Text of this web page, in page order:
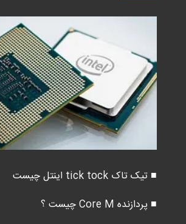
■ تیک تاک tick tock اینتل چیست
■ پردازنده Core M چیست ؟